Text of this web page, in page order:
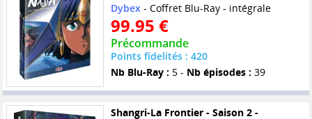
Dybex- Coffret Blu-Ray - intégrale
99.95 €
Précommande
Points fidelités : 420
Nb Blu-Ray : 5 - Nb épisodes : 39
Shangri-La Frontier - Saison 2 -